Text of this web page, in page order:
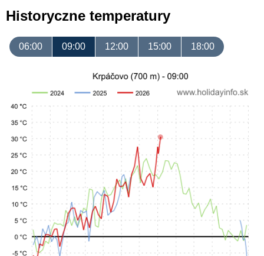
Historyczne temperatury
06:00 09:00 12:00 15:00 18:00